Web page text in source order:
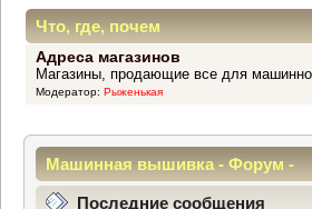
Что, где, почем
Адреса магазинов
Магазины, продающие все для
Модератор: Рыженькая
Машинная вышивка - Форум -
Информационный центр
Последние сообщения